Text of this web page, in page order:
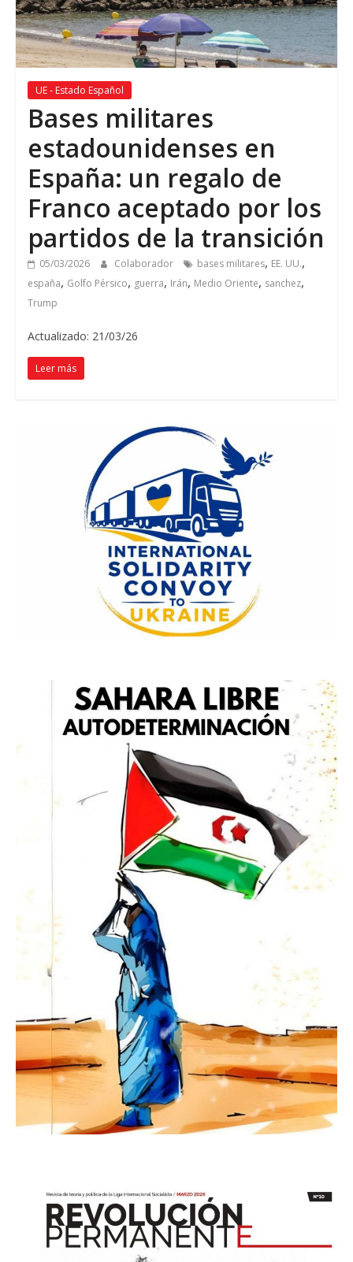
UE - Estado Español
Bases militares
estadounidenses en
España: un regalo de
Franco aceptado por los
partidos de la transición
05/03/2026 Colaborador bases militares, EE. UU.,
españa, Golfo Pérsico, guerra, Irán, Medio Oriente, sanchez,
Trump
Actualizado: 21/03/26
Leer más